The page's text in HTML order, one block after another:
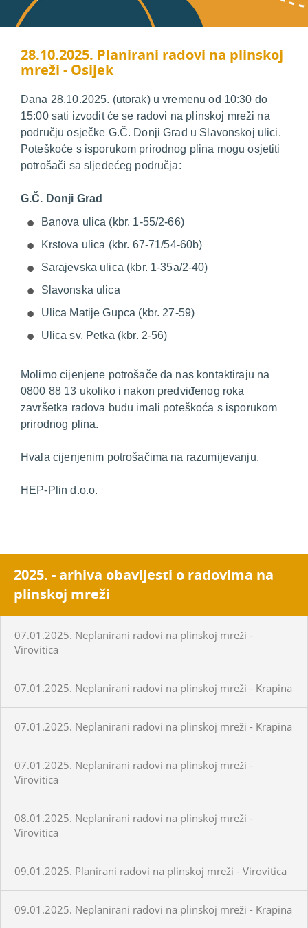
28.10.2025. Planirani radovi na plinskoj
mreži - Osijek
Dana 28.10.2025. (utorak) u vremenu od 10:30 do
15:00 sati izvodit će se radovi na plinskoj mreži na
području osječke G.Č. Donji Grad u Slavonskoj ulici.
Poteškoće s isporukom prirodnog plina mogu osjetiti
potrošači sa sljedećeg područja:
G.Č. Donji Grad
Banova ulica (kbr. 1-55/2-66)
Krstova ulica (kbr. 67-71/54-60b)
Sarajevska ulica (kbr. 1-35a/2-40)
Slavonska ulica
Ulica Matije Gupca (kbr. 27-59)
Ulica sv. Petka (kbr. 2-56)
Molimo cijenjene potrošače da nas kontaktiraju na
0800 88 13 ukoliko i nakon predviđenog roka
završetka radova budu imali poteškoća s isporukom
prirodnog plina.
Hvala cijenjenim potrošačima na razumijevanju.
HEP-Plin d.o.o.
2025. - arhiva obavijesti o radovima na
plinskoj mreži
07.01.2025. Neplanirani radovi na plinskoj mreži -
Virovitica
07.01.2025. Neplanirani radovi na plinskoj mreži - Krapina
07.01.2025. Neplanirani radovi na plinskoj mreži - Krapina
07.01.2025. Neplanirani radovi na plinskoj mreži -
Virovitica
08.01.2025. Neplanirani radovi na plinskoj mreži -
Virovitica
09.01.2025. Planirani radovi na plinskoj mreži - Virovitica
09.01.2025. Neplanirani radovi na plinskoj mreži - Krapina